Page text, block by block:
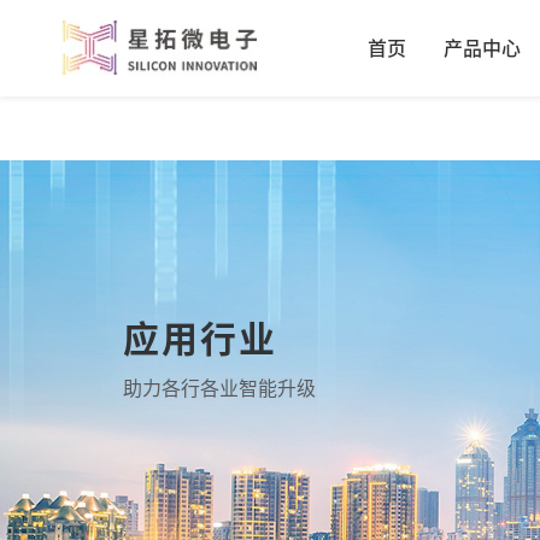
首页 产品中心
应用行业
助力各行各业智能升级